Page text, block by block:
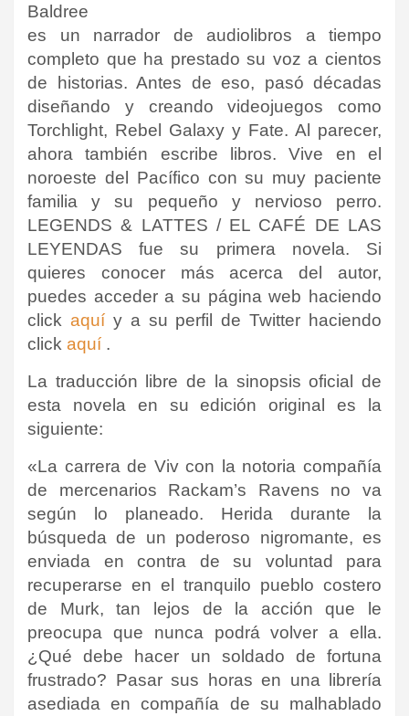
Baldree
es un narrador de audiolibros a tiempo
completo que ha prestado su voz a cientos
de historias. Antes de eso, pasó décadas
diseñando y creando videojuegos como
Torchlight, Rebel Galaxy y Fate. Al parecer,
ahora también escribe libros.
Vive en el
noroeste del Pacífico con su muy paciente
familia y su pequeño y nervioso perro.
LEGENDS & LATTES / EL CAFÉ DE LAS
LEYENDAS fue su primera novela. Si
quieres conocer más acerca del autor,
puedes acceder a su página web haciendo
click aquíy a su perfil de Twitter haciendo
click aquí .
La traducción libre de la sinopsis oficial de
esta novela en su edición original es la
siguiente:
«La carrera de Viv con la notoria compañía
de mercenarios Rackam’s Ravens no va
según lo planeado.
Herida durante la
búsqueda de un poderoso nigromante, es
enviada en contra de su voluntad para
recuperarse en el tranquilo pueblo costero
de Murk, tan lejos de la acción que le
preocupa que nunca podrá volver a ella.
¿Qué debe hacer un soldado de fortuna
frustrado? Pasar sus horas en una librería
asediada en compañía de su malhablado